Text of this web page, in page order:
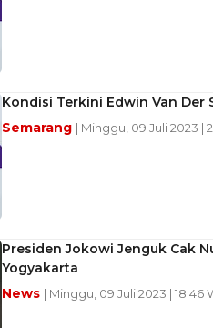
Kondisi Terkini Edwin Van Der
Semarang | Minggu, 09 Juli 2023 |
Presiden Jokowi Jenguk Cak
Yogyakarta
News | Minggu, 09 Juli 2023 | 18:46